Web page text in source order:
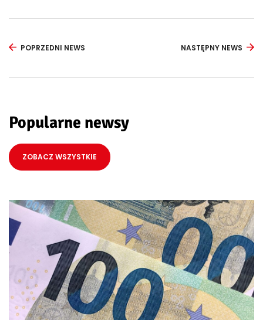
POPRZEDNI NEWS NASTĘPNY NEWS
Popularne newsy
ZOBACZ WSZYSTKIE